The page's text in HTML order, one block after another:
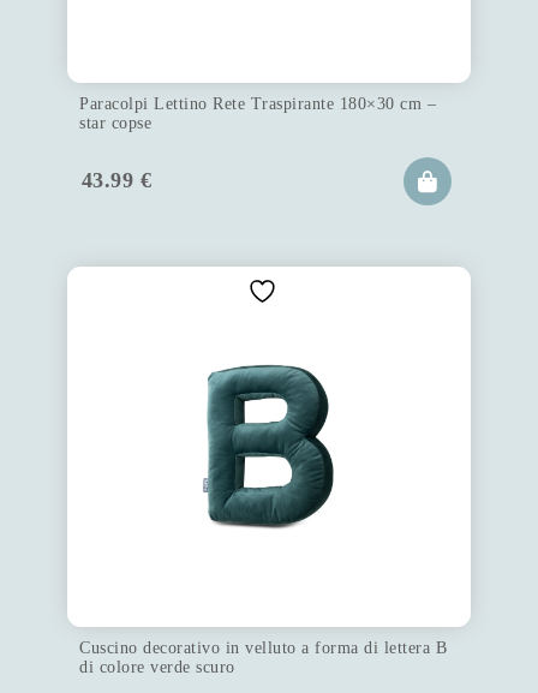
Paracolpi Lettino Rete Traspirante 180×30 cm –
star copse
43.99 €
Cuscino decorativo in velluto a forma di lettera B
di colore verde scuro